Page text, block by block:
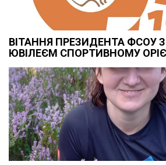
ВІТАННЯ ПРЕЗИДЕНТА ФСОУ
ЮВІЛЕЄМ СПОРТИВНОМУ